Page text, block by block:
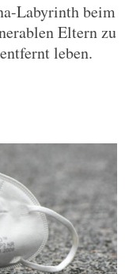
Labyrinth beim
Eltern zu
leben.